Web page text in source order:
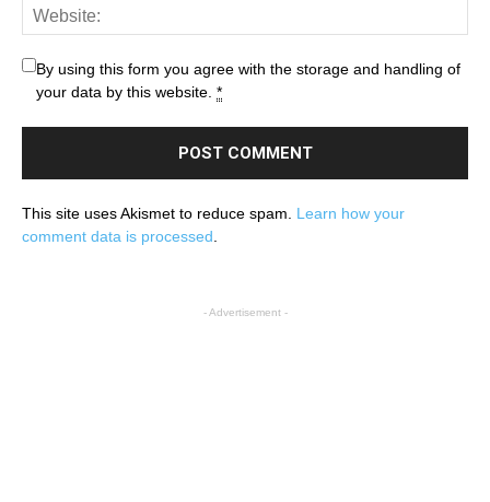
By using this form you agree with the storage and handling of
your data by this website. *
This site uses Akismet to reduce spam. Learn how your
comment data is processed
- Advertisement -